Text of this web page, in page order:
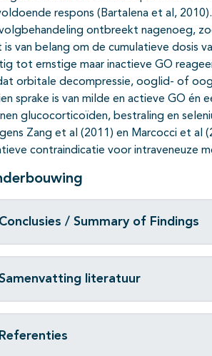
open- en dichtklappen
open- en dichtklappen
respons (Bartalena et al,
ontbreekt nagenoeg,
is van belang om de cumulatieve dosis
tot ernstige maar inactieve GO
orbitale decompressie, ooglid- of
sprake is van milde en actieve GO én
glucocorticoïden, bestraling en
Zang et al (2011) en Marcocci et al
contraindicatie voor intraveneuze
Conclusies / Summary of Findings
literatuur
Referenties